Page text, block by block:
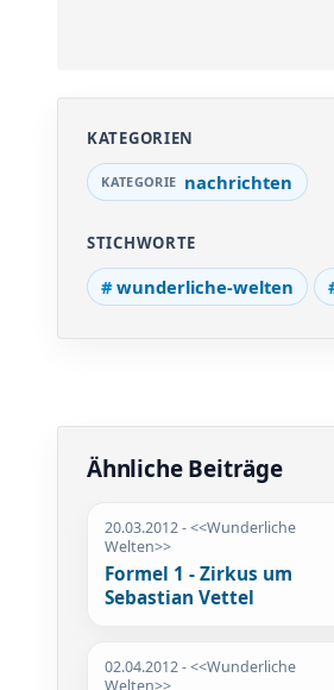
KATEGORIEN
nachrichten
STICHWORTE
wunderliche-welten
Ähnliche Beiträge
20.03.2012- <<Wunderliche
Welten>>
Formel 1 - Zirkus um
Sebastian Vettel
02.04.2012- <<Wunderliche
Welten>>